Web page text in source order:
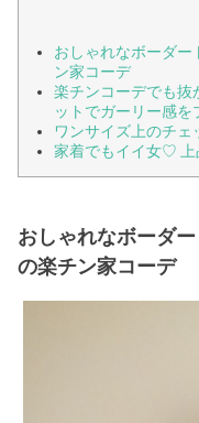
おしゃれなボーダー
ン家コーデ
楽チンコーデでも抜
ットでガーリー感を
ワンサイズ上のチ
家着でもイイ女♡ 上
おしゃれなボーダ
の楽チン家コーデ